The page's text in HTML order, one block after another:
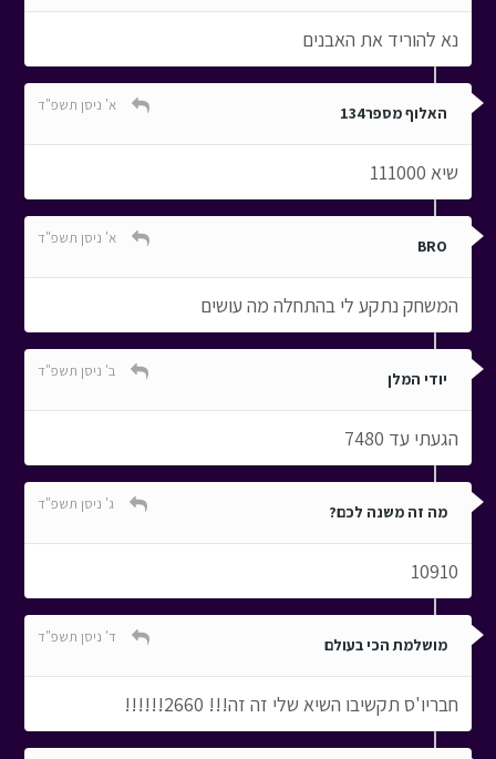
נא להוריד את האבנים
האלוף מספר134 א' ניסן תשפ"ד
שיא 111000
BRO א' ניסן תשפ"ד
המשחק נתקע לי בהתחלה מה עושים
יודי המלן ב' ניסן תשפ"ד
הגעתי עד 7480
מה זה משנה לכם? ג' ניסן תשפ"ד
10910
מושלמת הכי בעולם ד' ניסן תשפ"ד
חבריו'ס תקשיבו השיא שלי זה זה!!! 2660!!!!!!